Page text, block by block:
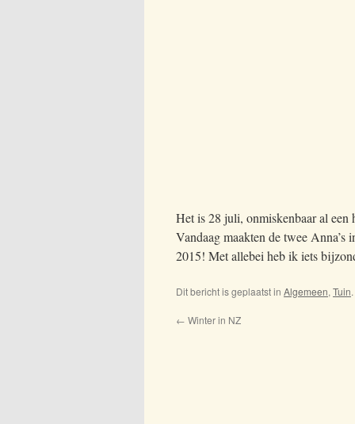
Het is 28 juli, onmiskenbaar al een
Vandaag maakten de twee
2015! Met allebei heb ik iets
Dit bericht is geplaatst in Algemeen, Tuin
← Winter in NZ